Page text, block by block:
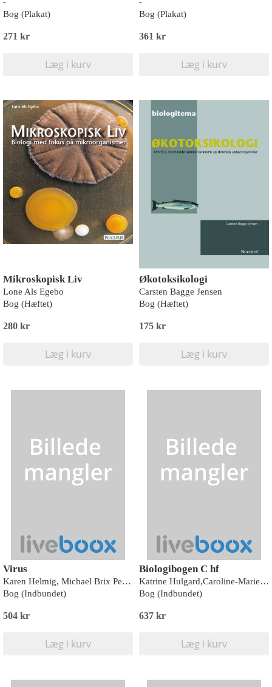
Bog (Plakat)
271 kr
Læg i kurv
Bog (Plakat)
361 kr
Læg i kurv
Mikroskopisk Liv
Lone Als Egebo
Bog (Hæftet)
280 kr
Læg i kurv
Økotoksikologi
Carsten Bagge Jensen
Bog (Hæftet)
175 kr
Læg i kurv
Virus
Karen Helmig, Michael Brix Pedersen, Morten Eskildsen
Bog (Indbundet)
504 kr
Læg i kurv
Biologibogen C hf
Katrine Hulgard,Caroline-Marie Vandt Madsen
Bog (Indbundet)
637 kr
Læg i kurv